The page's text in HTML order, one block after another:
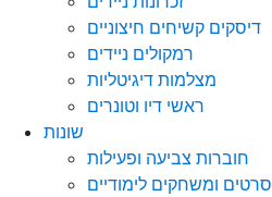
דיסקים קשיחים חיצוניים
רמקולים ניידים
מצלמות דיגיטליות
ראשי דיו וטונרים
שונות
חוברות צביעה ופעילות
סרטים ומשחקים לימודיים